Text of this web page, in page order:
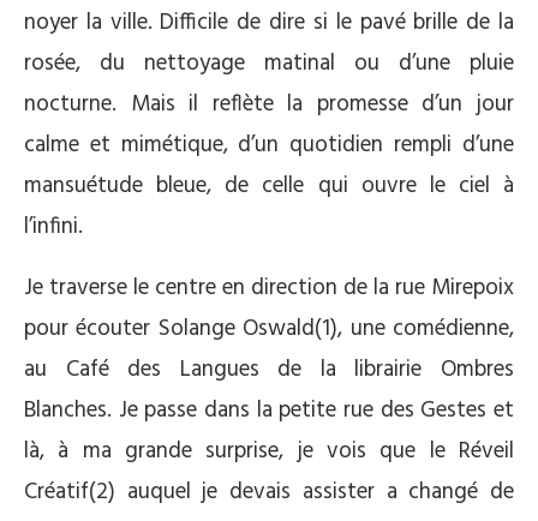
noyer la ville. Difficile de dire si le pavé brille de la
rosée, du nettoyage matinal ou d’une pluie
nocturne. Mais il reflète la promesse d’un jour
calme et mimétique, d’un quotidien rempli d’une
mansuétude bleue, de celle qui ouvre le ciel à
l’infini.
Je traverse le centre en direction de la rue Mirepoix
pour écouter Solange Oswald(1), une comédienne,
au Café des Langues de la librairie Ombres
Blanches. Je passe dans la petite rue des Gestes et
là, à ma grande surprise, je vois que le Réveil
Créatif(2) auquel je devais assister a changé de